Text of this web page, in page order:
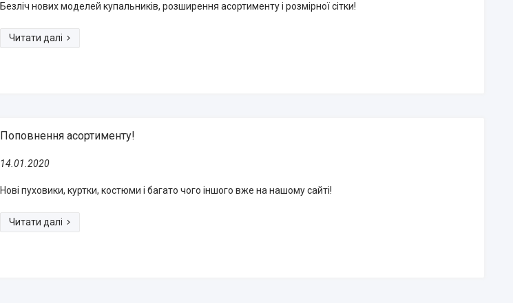
Безліч нових моделей купальників, розширення асортименту і розмірної сітки!
Поповнення асортименту!
14.01.2020
Нові пуховики, куртки, костюми і багато чого іншого вже на нашому сайті!